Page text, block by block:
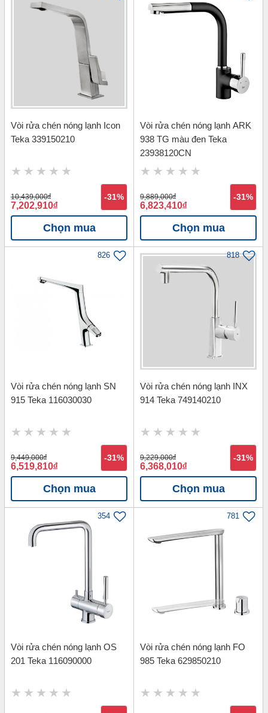
Vòi rửa chén nóng lạnh Icon
Teka 339150210
10,439,000đ
7,202,910đ
-31%
Chọn mua
Vòi rửa chén nóng lạnh ARK
938 TG màu đen Teka
23938120CN
9,889,000đ
6,823,410đ
-31%
Chọn mua
826
Vòi rửa chén nóng lạnh SN
915 Teka 116030030
9,449,000đ
6,519,810đ
-31%
Chọn mua
818
Vòi rửa chén nóng lạnh INX
914 Teka 749140210
9,229,000đ
6,368,010đ
-31%
Chọn mua
354
Vòi rửa chén nóng lạnh OS
201 Teka 116090000
781
Vòi rửa chén nóng lạnh FO
985 Teka 629850210